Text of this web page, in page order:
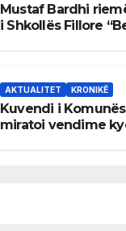
Mustaf Bardhi
i Shkollës Fillore
AKTUALITET KRONIKË
Kuvendi i
miratoi vendime